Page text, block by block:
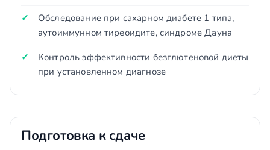
Обследование при сахарном диабете 1 типа,
аутоиммунном тиреоидите, синдроме Дауна
Контроль эффективности безглютеновой диеты
при установленном диагнозе
Подготовка к сдаче